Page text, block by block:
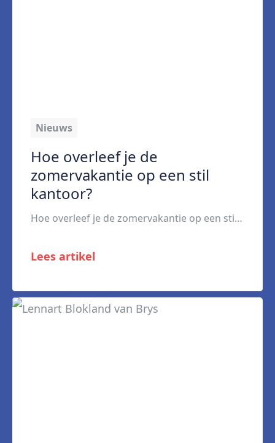
Nieuws
Hoe overleef je de
zomervakantie op een stil
kantoor?
Hoe overleef je de zomervakantie op een stil kantoor? Het is zomervakantie. Veel bureaustoelen van collega’s zijn leeg. Het is stiller dan normaal. Hoe overleef je een dag op kantoor als (bijna) iedereen met vakantie is? Hier wat tips en tricks. Het goede nieuws: op een rustige werkdag hoef je niet minder productief te zijn. […]
Lees artikel